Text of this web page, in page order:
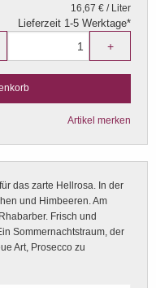
16,67 € / Liter
Lieferzeit 1-5 Werktage*
+
Artikel merken
das zarte Hellrosa. In der
und Himbeeren. Am
Frisch und
Sommernachtstraum, der
Art, Prosecco zu